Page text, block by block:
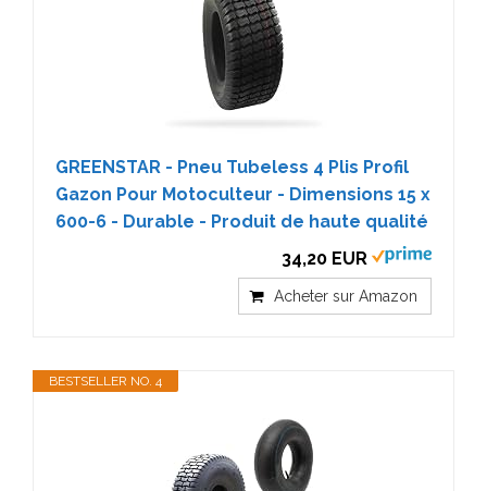
GREENSTAR - Pneu Tubeless 4 Plis Profil
Gazon Pour Motoculteur - Dimensions 15 x
600-6 - Durable - Produit de haute qualité
34,20 EUR
Acheter sur Amazon
BESTSELLER NO. 4